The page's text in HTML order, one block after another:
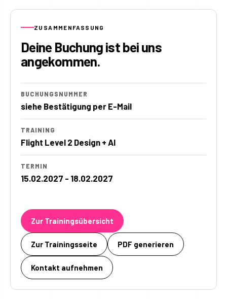
ZUSAMMENFASSUNG
Deine Buchung ist bei uns
angekommen.
BUCHUNGSNUMMER
siehe Bestätigung per E-Mail
TRAINING
Flight Level 2 Design + AI
TERMIN
15.02.2027 - 18.02.2027
Zur Trainingsübersicht
Zur Trainingsseite PDF generieren
Kontakt aufnehmen